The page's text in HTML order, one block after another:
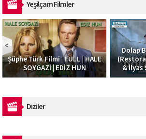
Yeşilçam Filmler
| HALE
HUN
Dolap Beygiri – Türk Filmi
(Restorasyonlu) – Şener Şen
& İlyas Salman #şenerşen
Diziler